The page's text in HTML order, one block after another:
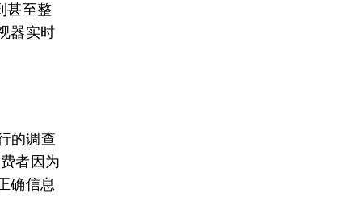
甚至整
器实时
的调查
者因为
确信息